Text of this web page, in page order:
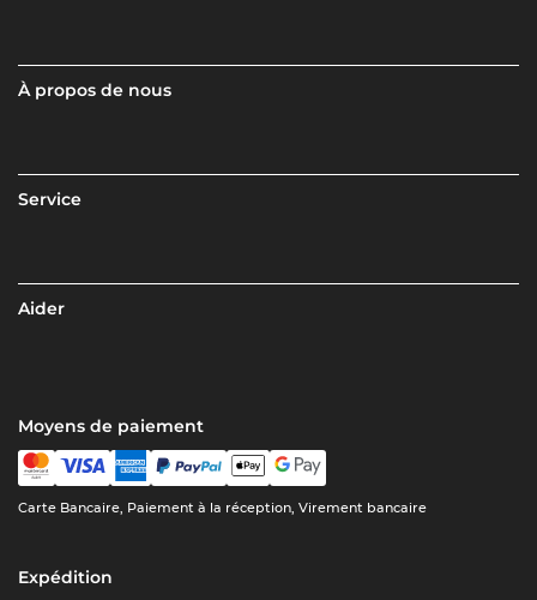
À propos de nous
Service
Aider
Moyens de paiement
Carte Bancaire, Paiement à la réception, Virement bancaire
Expédition